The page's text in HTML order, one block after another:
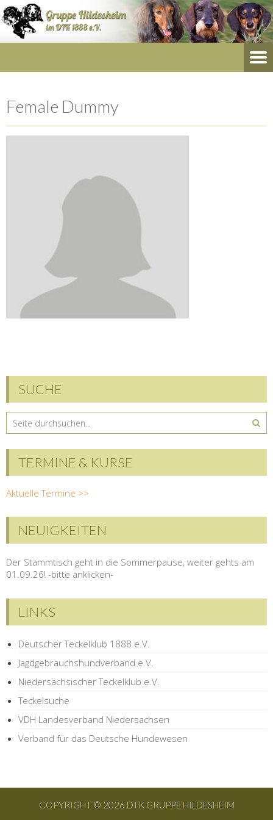
Female Dummy
SUCHE
TERMINE & KURSE
Aktuelle Termine >>
NEUIGKEITEN
Der Stammtisch geht in die Sommerpause, weiter gehts am
01.09.26! -bitte anklicken-
LINKS
Deutscher Teckelklub 1888 e.V.
Jagdgebrauchshundverband e.V.
Niedersächsischer Teckelklub e.V.
Teckelsuche
VDH Landesverband Niedersachsen
Verband für das Deutsche Hundewesen
COPYRIGHT © 2026 DTK GRUPPE HILDESHEIM